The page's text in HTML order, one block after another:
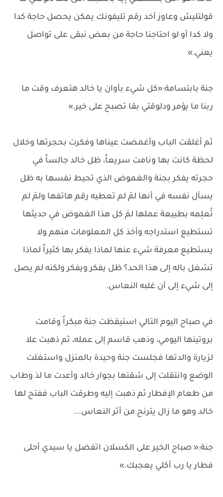
قولتليش وعاوز آخد رقم تليفونك يمكن يحصل حاجة كدا
ولا كدا أو لو احتاجنا حاجة من بعض نبقى على تواصل
يعني.»
جنة بابتسامة:«كل شيء بأوان يا خالد هتعرف وقت ما
ربنا ما يؤمر ودلوقتي بقا تصبح على خير.»
ثم أغلقت الباب وأغمضت عيناها وفكرت بحجرتها وخلال
لحظة كانت بها ونامت سريعاً، ظل خالد جالساً في
حجرته يفكر بجنة والغموض الذي تحيط نفسها به ظل
يسأل نفسه في أنها لمَ لم تعطيه رقم هاتفها ولمَ لم
تُعلِمه بطبيعة عملها لمَ كل هذا الغموض في حديثها
تستطيع استدراجه وأخذ كل المعلومات منهم ولا
يستطيع معرفة شيء عنها لماذا يفكر بها كثيراً لماذا
تشغل باله إلى هذا الحد؟ ظل يفكر ويفكر ولكنه لم يصل
إلى شيء إلى أن غلبه النعاس.
في صباح اليوم التالي استيقظت جنة مبكراً وقامت
بروتينها اليومي، وذهب قاسم إلى عمله، ثم ذهبت علا
لزيارة والدتها فجلست جنة وحيدة بالمنزل واستغلت
الوضع وانتقلت إلى شقتها بجوار خالد وأعدت ما لذ وطاب
من طعام الإفطار ثم ذهبت إليه وطرقت الباب ففتح لها
خالد وهو ما زال يترنح من أثر النعاس...
جنة:« صباح الخير على الكسلان اتفضل يا سيدي أحلى
فطار يا رب أكلي يعجبك.»